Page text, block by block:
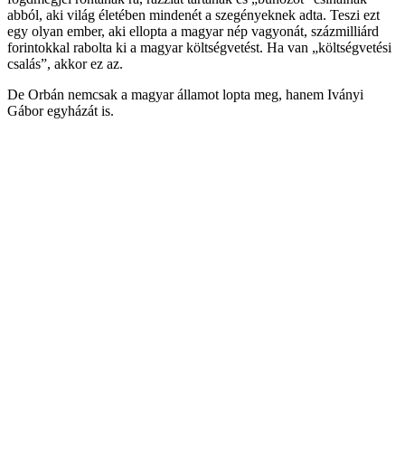
abból, aki világ életében mindenét a szegényeknek adta. Teszi ezt
egy olyan ember, aki ellopta a magyar nép vagyonát, százmilliárd
forintokkal rabolta ki a magyar költségvetést. Ha van „költségvetési
csalás”, akkor ez az.
De Orbán nemcsak a magyar államot lopta meg, hanem Iványi
Gábor egyházát is.